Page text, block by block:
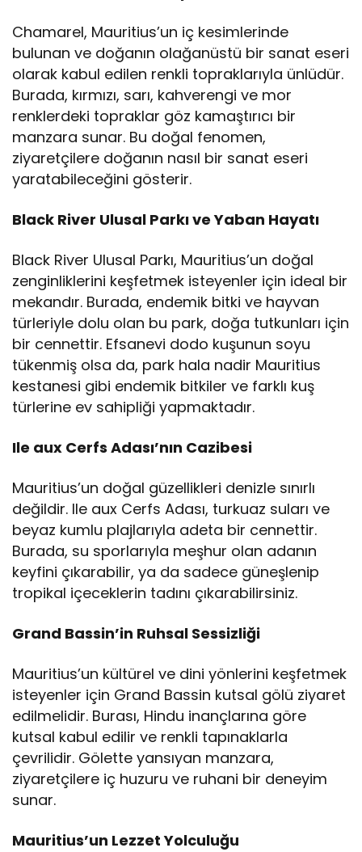
Chamarel, Mauritius’un iç kesimlerinde
bulunan ve doğanın olağanüstü bir sanat eseri
olarak kabul edilen renkli topraklarıyla ünlüdür.
Burada, kırmızı, sarı, kahverengi ve mor
renklerdeki topraklar göz kamaştırıcı bir
manzara sunar. Bu doğal fenomen,
ziyaretçilere doğanın nasıl bir sanat eseri
yaratabileceğini gösterir.
Black River Ulusal Parkı ve Yaban Hayatı
Black River Ulusal Parkı, Mauritius’un doğal
zenginliklerini keşfetmek isteyenler için ideal bir
mekandır. Burada, endemik bitki ve hayvan
türleriyle dolu olan bu park, doğa tutkunları için
bir cennettir. Efsanevi dodo kuşunun soyu
tükenmiş olsa da, park hala nadir Mauritius
kestanesi gibi endemik bitkiler ve farklı kuş
türlerine ev sahipliği yapmaktadır.
Ile aux Cerfs Adası’nın Cazibesi
Mauritius’un doğal güzellikleri denizle sınırlı
değildir. Ile aux Cerfs Adası, turkuaz suları ve
beyaz kumlu plajlarıyla adeta bir cennettir.
Burada, su sporlarıyla meşhur olan adanın
keyfini çıkarabilir, ya da sadece güneşlenip
tropikal içeceklerin tadını çıkarabilirsiniz.
Grand Bassin’in Ruhsal Sessizliği
Mauritius’un kültürel ve dini yönlerini keşfetmek
isteyenler için Grand Bassin kutsal gölü ziyaret
edilmelidir. Burası, Hindu inançlarına göre
kutsal kabul edilir ve renkli tapınaklarla
çevrilidir. Gölette yansıyan manzara,
ziyaretçilere iç huzuru ve ruhani bir deneyim
sunar.
Mauritius’un Lezzet Yolculuğu